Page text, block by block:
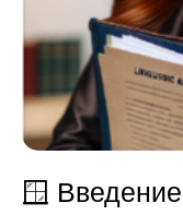
🪟